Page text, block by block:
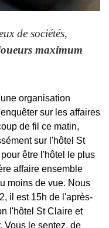
de sociétés,
maximum
organisation
sur les affaires
de fil ce matin,
sur l'hôtel St
être l'hôtel le plus
affaire ensemble
moins de vue. Nous
il est 15h de l'après-
l'hôtel St Claire et
Vous le sentez, de